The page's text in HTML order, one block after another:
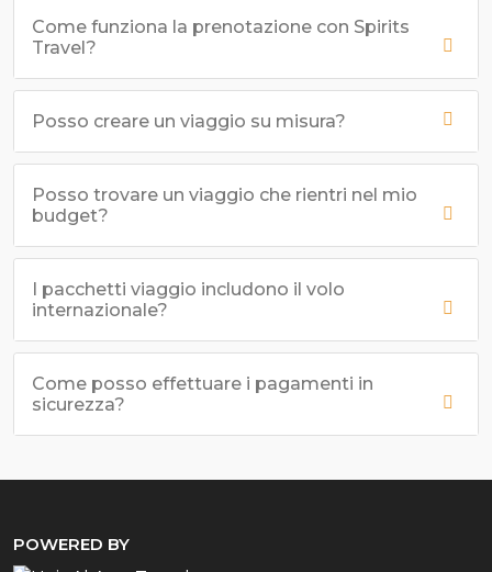
Come funziona la prenotazione con Spirits
Travel?
Posso creare un viaggio su misura?
Posso trovare un viaggio che rientri nel mio
budget?
I pacchetti viaggio includono il volo
internazionale?
Come posso effettuare i pagamenti in
sicurezza?
POWERED BY